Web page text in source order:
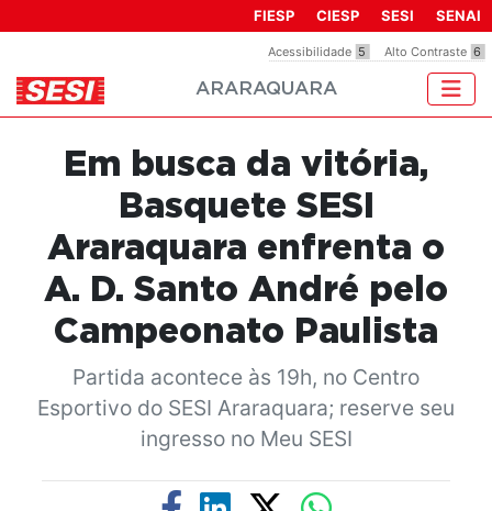
inclui
um
acessibilidade.
Acessibilidade 5 Alto Contraste 6
FIESP CIESP SESI SENAI
ARARAQUARA
Em busca da vitória,
Basquete SESI
Araraquara enfrenta o
A. D. Santo André pelo
Campeonato Paulista
Partida acontece às 19h, no Centro
Esportivo do SESI Araraquara; reserve seu
ingresso no Meu SESI